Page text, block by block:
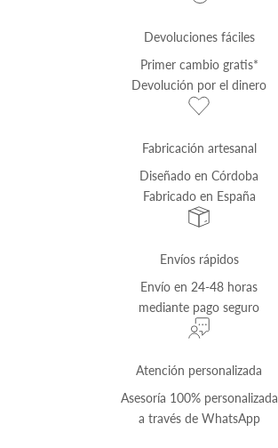
Devoluciones fáciles
Primer cambio gratis*
Devolución por el dinero
Fabricación artesanal
Diseñado en Córdoba
Fabricado en España
Envíos rápidos
Envío en 24-48 horas
mediante pago seguro
Atención personalizada
Asesoría 100% personalizada
a través de WhatsApp